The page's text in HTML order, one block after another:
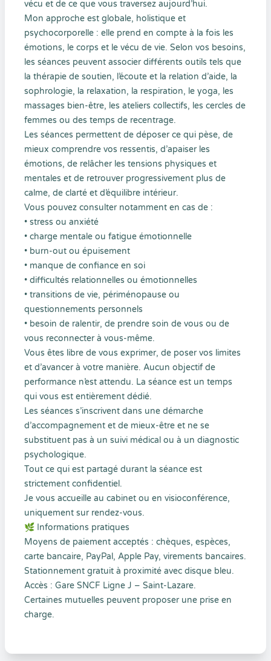
vécu et de ce que vous traversez aujourd’hui.
Mon approche est globale, holistique et
psychocorporelle : elle prend en compte à la fois les
émotions, le corps et le vécu de vie. Selon vos besoins,
les séances peuvent associer différents outils tels que
la thérapie de soutien, l’écoute et la relation d’aide, la
sophrologie, la relaxation, la respiration, le yoga, les
massages bien-être, les ateliers collectifs, les cercles de
femmes ou des temps de recentrage.
Les séances permettent de déposer ce qui pèse, de
mieux comprendre vos ressentis, d’apaiser les
émotions, de relâcher les tensions physiques et
mentales et de retrouver progressivement plus de
calme, de clarté et d’équilibre intérieur.
Vous pouvez consulter notamment en cas de :
• stress ou anxiété
• charge mentale ou fatigue émotionnelle
• burn-out ou épuisement
• manque de confiance en soi
• difficultés relationnelles ou émotionnelles
• transitions de vie, périménopause ou
questionnements personnels
• besoin de ralentir, de prendre soin de vous ou de
vous reconnecter à vous-même.
Vous êtes libre de vous exprimer, de poser vos limites
et d’avancer à votre manière. Aucun objectif de
performance n’est attendu. La séance est un temps
qui vous est entièrement dédié.
Les séances s’inscrivent dans une démarche
d’accompagnement et de mieux-être et ne se
substituent pas à un suivi médical ou à un diagnostic
psychologique.
Tout ce qui est partagé durant la séance est
strictement confidentiel.
Je vous accueille au cabinet ou en visioconférence,
uniquement sur rendez-vous.
🌿 Informations pratiques
Moyens de paiement acceptés : chèques, espèces,
carte bancaire, PayPal, Apple Pay, virements bancaires.
Stationnement gratuit à proximité avec disque bleu.
Accès : Gare SNCF Ligne J – Saint-Lazare.
Certaines mutuelles peuvent proposer une prise en
charge.